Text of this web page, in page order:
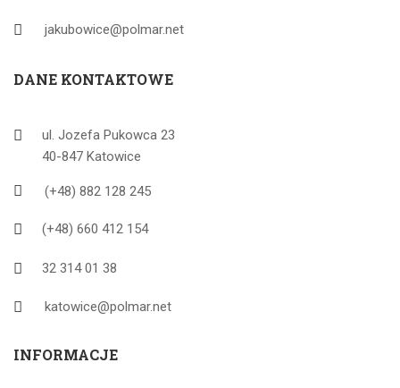
jakubowice@polmar.net
DANE KONTAKTOWE
ul. Jozefa Pukowca 23
40-847 Katowice
(+48) 882 128 245
(+48) 660 412 154
32 314 01 38
katowice@polmar.net
INFORMACJE